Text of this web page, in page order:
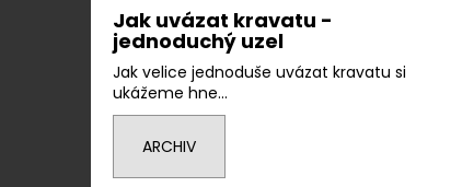
Jak uvázat kravatu -
jednoduchý uzel
Jak velice jednoduše uvázat kravatu si
ukážeme hne...
ARCHIV